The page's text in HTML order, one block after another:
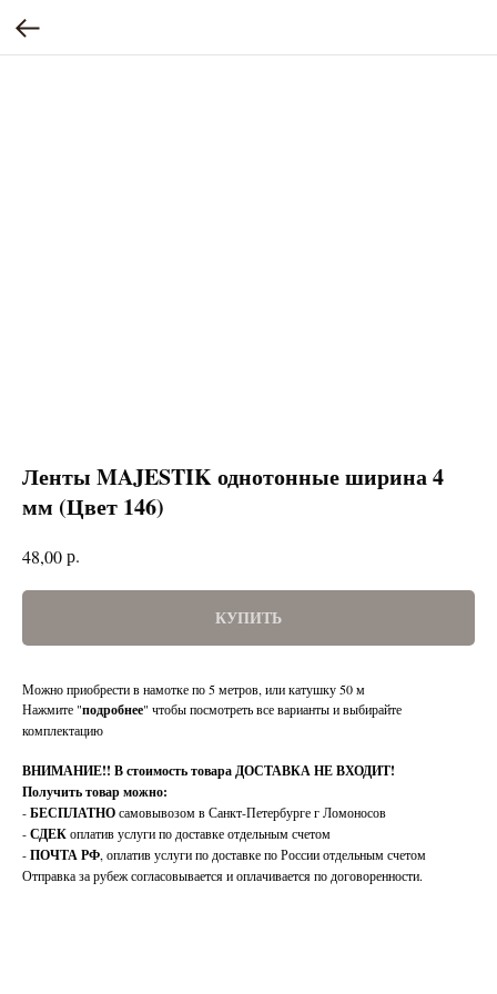
Ленты MAJESTIK однотонные ширина 4
мм (Цвет 146)
48,00р.
КУПИТЬ
Можно приобрести в намотке по 5 метров, или катушку 50 м
Нажмите "подробнее" чтобы посмотреть все варианты и выбирайте
комплектацию
ВНИМАНИЕ!! В стоимость товара ДОСТАВКА НЕ ВХОДИТ!
Получить товар можно:
-БЕСПЛАТНОсамовывозом в Санкт-Петербурге г Ломоносов
-СДЕКоплатив услуги по доставке отдельным счетом
-ПОЧТА РФ, оплатив услуги по доставке по России отдельным счетом
Отправка за рубеж согласовывается и оплачивается по договоренности.